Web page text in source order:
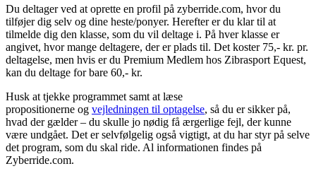
Du deltager ved at oprette en profil på zyberride.com, hvor du
tilføjer dig selv og dine heste/ponyer. Herefter er du klar til at
tilmelde dig den klasse, som du vil deltage i. På hver klasse er
angivet, hvor mange deltagere, der er plads til. Det koster 75,- kr. pr.
deltagelse, men hvis er du Premium Medlem hos Zibrasport Equest,
kan du deltage for bare 60,- kr.
Husk at tjekke programmet samt at læse
propositionerne og vejledningen til optagelse, så du er sikker på,
hvad der gælder – du skulle jo nødig få ærgerlige fejl, der kunne
være undgået. Det er selvfølgelig også vigtigt, at du har styr på selve
det program, som du skal ride. Al informationen findes på
Zyberride.com.